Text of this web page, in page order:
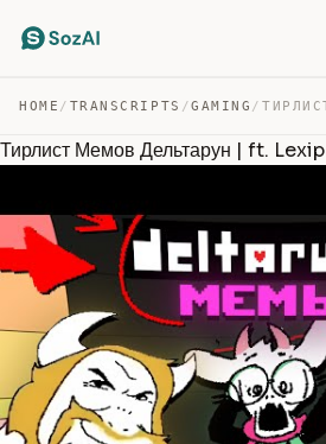
HOME / TRANSCRIPTS /GAMING /
Тирлист Мемов Дельтарун | ft. Lexip